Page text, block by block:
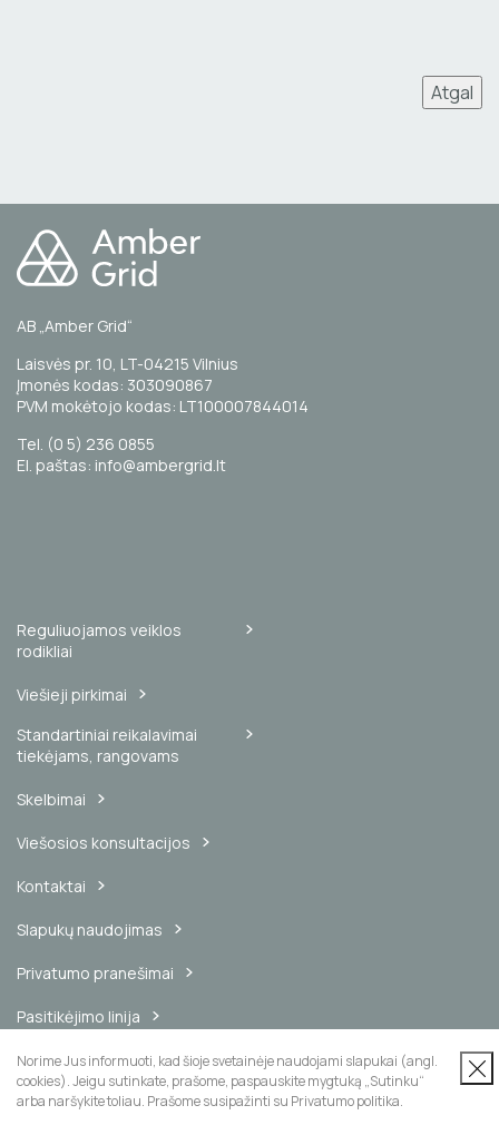
Atgal
AB „Amber Grid“
Laisvės pr. 10, LT-04215 Vilnius
Įmonės kodas: 303090867
PVM mokėtojo kodas: LT100007844014
Tel. (0 5) 236 0855
El. paštas: info@ambergrid.lt
Reguliuojamos veiklos
rodikliai
Viešieji pirkimai
Standartiniai reikalavimai
tiekėjams, rangovams
Skelbimai
Viešosios konsultacijos
Kontaktai
Slapukų naudojimas
Privatumo pranešimai
Pasitikėjimo linija
Vidinis pranešimų kanalas
Norime Jus informuoti, kad šioje svetainėje naudojami slapukai (angl.
cookies). Jeigu sutinkate, prašome, paspauskite mygtuką „Sutinku“
arba naršykite toliau. Prašome susipažinti su Privatumo politika.